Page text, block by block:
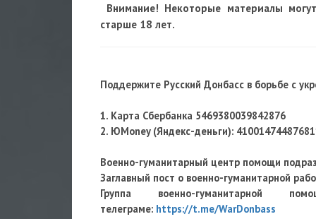
Внимание! Некоторые материалы
старше 18 лет.
Поддержите Русский Донбасс в борьбе с
1. Карта Сбербанка 5469380039842876
2. ЮMoney (Яндекс-деньги):
Военно-гуманитарный центр помощи
Заглавный пост о военно-гуманитарной
Группа военно-
телеграме: https://t.me/WarDonbass